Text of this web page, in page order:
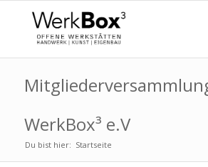
WerkBox³ e.V
Du bist hier: Startseite